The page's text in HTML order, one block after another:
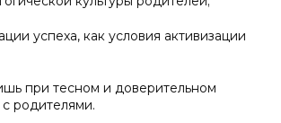
успеха, как условия активизации
при тесном и доверительном
родителями.